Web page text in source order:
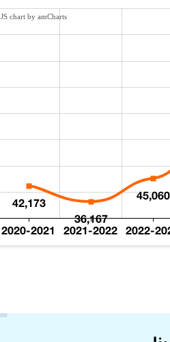
42,173
36,167
45,060
2020-2021 2021-2022 2022-
JS chart by amCharts